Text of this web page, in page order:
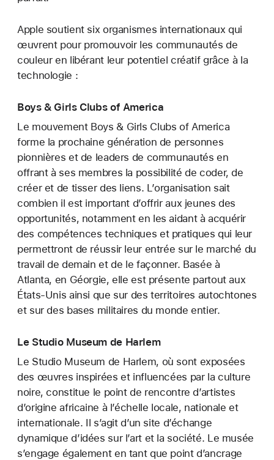
Apple soutient six organismes internationaux qui
œuvrent pour promouvoir les communautés de
couleur en libérant leur potentiel créatif grâce à la
technologie :
Boys & Girls Clubs of America
Le mouvement Boys & Girls Clubs of America
forme la prochaine génération de personnes
pionnières et de leaders de communautés en
offrant à ses membres la possibilité de coder, de
créer et de tisser des liens. L’organisation sait
combien il est important d’offrir aux jeunes des
opportunités, notamment en les aidant à acquérir
des compétences techniques et pratiques qui leur
permettront de réussir leur entrée sur le marché du
travail de demain et de le façonner. Basée à
Atlanta, en Géorgie, elle est présente partout aux
États-Unis ainsi que sur des territoires autochtones
et sur des bases militaires du monde entier.
Le Studio Museum de Harlem
Le Studio Museum de Harlem, où sont exposées
des œuvres inspirées et influencées par la culture
noire, constitue le point de rencontre d’artistes
d’origine africaine à l’échelle locale, nationale et
internationale. Il s’agit d’un site d’échange
dynamique d’idées sur l’art et la société. Le musée
s’engage également en tant que point d’ancrage